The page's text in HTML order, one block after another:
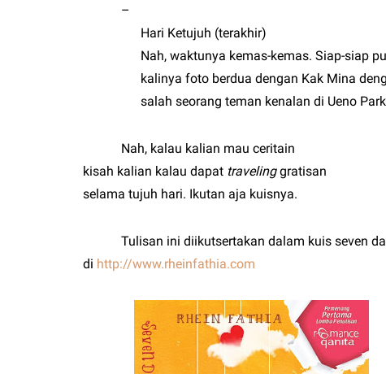
–
Hari Ketujuh (terakhir)
Nah, waktunya kemas-kemas. Siap-siap
kalinya foto berdua dengan Kak Mina
salah seorang teman kenalan di Ueno
Nah, kalau kalian mau ceritain
kisah kalian kalau dapat travelinggratisan
selama tujuh hari. Ikutan aja kuisnya.
Tulisan ini diikutsertakan dalam kuis seven
di http://www.rheinfathia.com